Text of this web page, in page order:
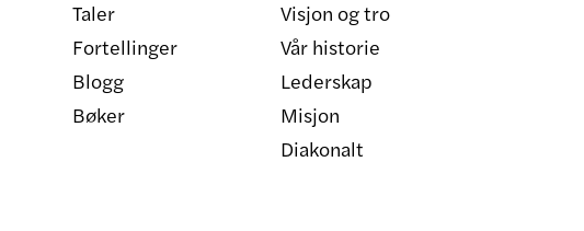
Taler
Fortellinger
Blogg
Bøker
Visjon og tro
Vår historie
Lederskap
Misjon
Diakonalt